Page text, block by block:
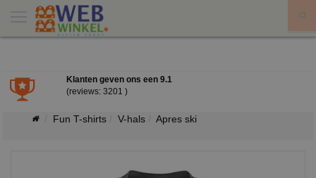
Klanten geven ons een 9.1
(reviews: 3201 )
Fun T-shirts V-hals Apres ski